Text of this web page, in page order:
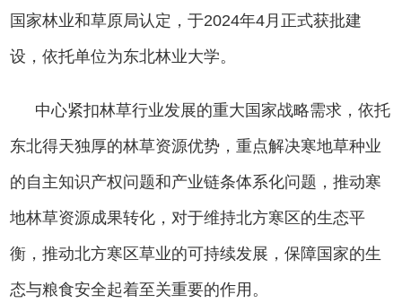
国家林业和草原局认定，于2024年4月正式获批建
设，依托单位为东北林业大学。
中心紧扣林草行业发展的重大国家战略需求，依托
东北得天独厚的林草资源优势，重点解决寒地草种业
的自主知识产权问题和产业链条体系化问题，推动寒
地林草资源成果转化，对于维持北方寒区的生态平
衡，推动北方寒区草业的可持续发展，保障国家的生
态与粮食安全起着至关重要的作用。